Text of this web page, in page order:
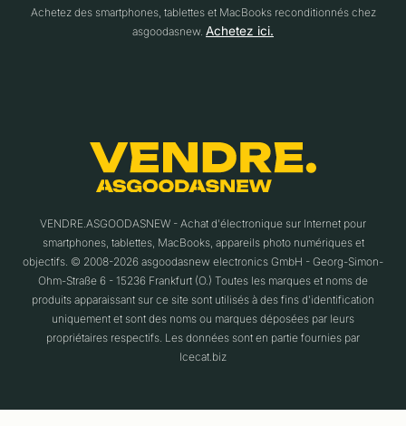
Achetez des smartphones, tablettes et MacBooks reconditionnés chez
asgoodasnew. Achetez ici.
VENDRE.ASGOODASNEW - Achat d'électronique sur Internet pour
smartphones, tablettes, MacBooks, appareils photo numériques et
objectifs. © 2008-2026 asgoodasnew electronics GmbH - Georg-Simon-
Ohm-Straße 6 - 15236 Frankfurt (O.) Toutes les marques et noms de
produits apparaissant sur ce site sont utilisés à des fins d'identification
uniquement et sont des noms ou marques déposées par leurs
propriétaires respectifs. Les données sont en partie fournies par
Icecat.biz